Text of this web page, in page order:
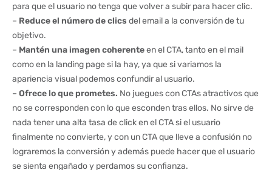
para que el usuario no tenga que volver a subir para hacer clic.
– Reduce el número de clics del email a la conversión de tu
objetivo.
– Mantén una imagen coherenteen el CTA, tanto en el mail
como en la landing page si la hay, ya que si variamos la
apariencia visual podemos confundir al usuario.
– Ofrece lo que prometes. No juegues con CTAs atractivos que
no se corresponden con lo que esconden tras ellos. No sirve de
nada tener una alta tasa de click en el CTA si el usuario
finalmente no convierte, y con un CTA que lleve a confusión no
lograremos la conversión y además puede hacer que el usuario
se sienta engañado y perdamos su confianza.